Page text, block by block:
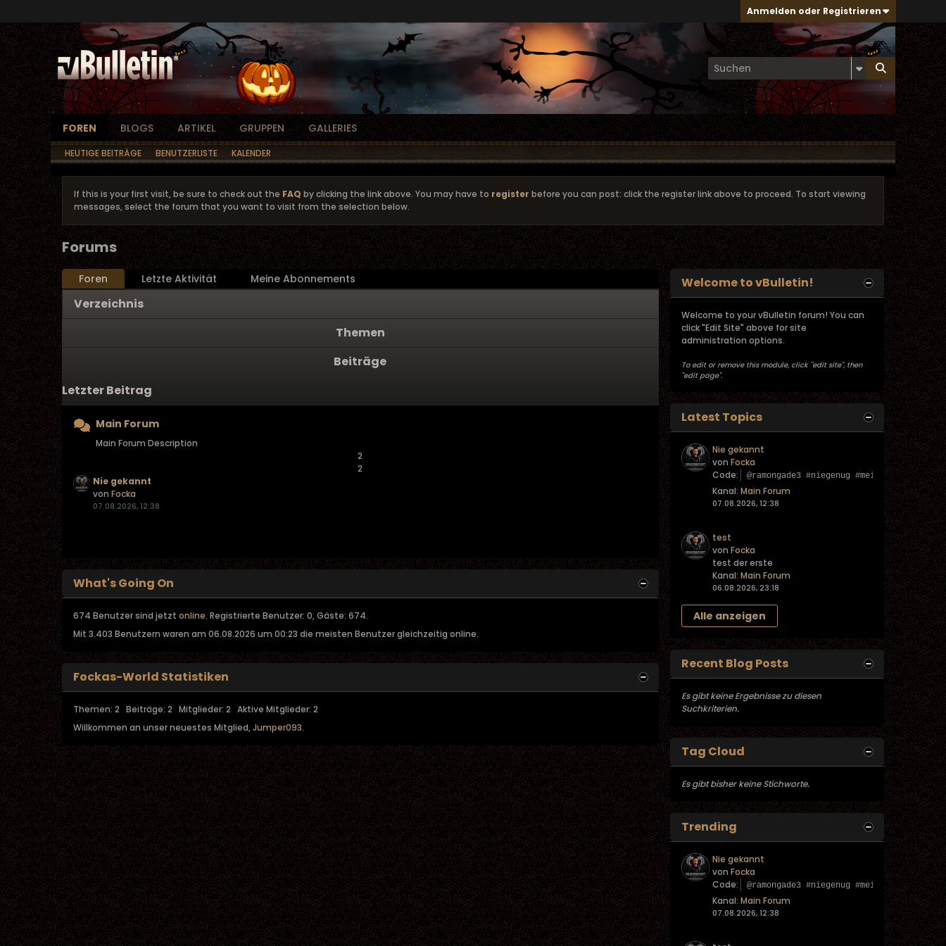
Anmelden oder Registrieren
FOREN BLOGS ARTIKEL GRUPPEN GALLERIES
HEUTIGE BEITRÄGE BENUTZERLISTE KALENDER
If this is your first visit, be sure to check out the FAQ by clicking the link above. You may have to register before you can post: click the register link above to proceed. To start viewing
messages, select the forum that you want to visit from the selection below.
Forums
Foren Letzte Aktivität Meine Abonnements
Verzeichnis
Themen
Beiträge
Letzter Beitrag
Main Forum
Main Forum Description
2
2
Nie gekannt
von Focka
07.08.2026, 12:38
What's Going On
674 Benutzer sind jetzt online. Registrierte Benutzer: 0, Gäste: 674.
Mit 3.403 Benutzern waren am 06.08.2026 um 00:23 die meisten Benutzer gleichzeitig online.
Fockas-World Statistiken
Themen: 2 Beiträge: 2 Mitglieder: 2 Aktive Mitglieder: 2
Willkommen an unser neuestes Mitglied,Jumper093.
Welcome to vBulletin!
Welcome to your vBulletin forum! You can
click "Edit Site" above for site
administration options.
To edit or remove this module, click "edit site", then
"edit page".
Latest Topics
Nie gekannt
von Focka
Code:
@ramongade3 #niegenug #meinung ♬
Kanal: Main Forum
07.08.2026, 12:38
test
von Focka
test der erste
Kanal: Main Forum
06.08.2026, 23:18
Alle anzeigen
Recent Blog Posts
Es gibt keine Ergebnisse zu diesen
Suchkriterien.
Tag Cloud
Es gibt bisher keine Stichworte.
Trending
Nie gekannt
von Focka
Code:
@ramongade3 #niegenug #meinung ♬
Kanal: Main Forum
07.08.2026, 12:38